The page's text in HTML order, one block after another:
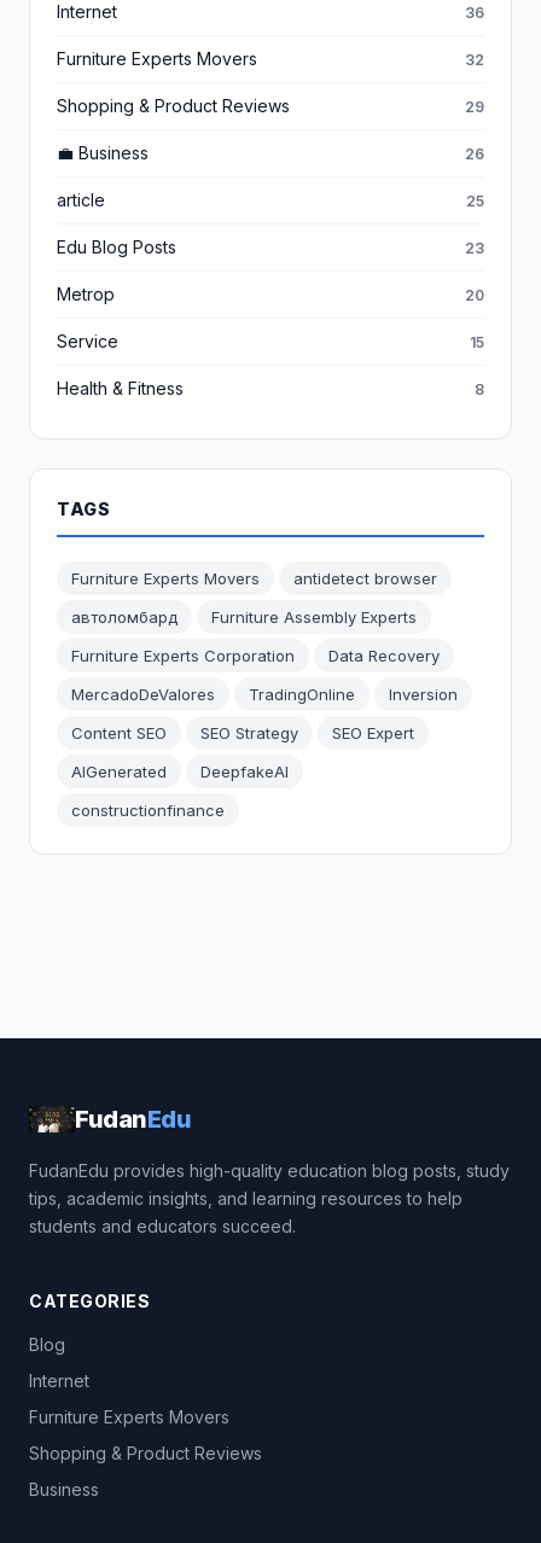
Internet 36
Furniture Experts Movers 32
Shopping & Product Reviews 29
💼 Business 26
article 25
Edu Blog Posts 23
Metrop 20
Service 15
Health & Fitness 8
TAGS
Furniture Experts Movers
antidetect browser
автоломбард
Furniture Assembly Experts
Furniture Experts Corporation
Data Recovery
MercadoDeValores
TradingOnline
Inversion
Content SEO
SEO Strategy
SEO Expert
AIGenerated
DeepfakeAI
constructionfinance
FudanEdu
FudanEdu provides high-quality education blog posts, study
tips, academic insights, and learning resources to help
students and educators succeed.
CATEGORIES
Blog
Internet
Furniture Experts Movers
Shopping & Product Reviews
Business